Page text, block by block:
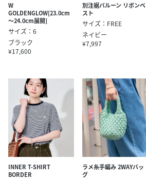
W
GOLDENGLOW[23.0cm
～24.0cm展開]
サイズ：6
ブラック
¥17,600
別注裾バルーン リボンベ
スト
サイズ：FREE
ネイビー
¥7,997
INNER T-SHIRT
BORDER
ラメ糸手編み 2WAYバッ
グ